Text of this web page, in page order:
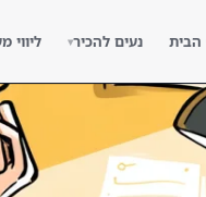
הבית נעים להכיר▾ ליווי